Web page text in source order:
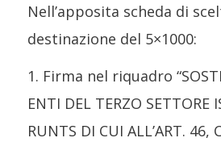
Nell’apposita scheda di
destinazione del 5×1000:
1. Firma nel riquadro
ENTI DEL TERZO SETTORE
RUNTS DI CUI ALL’ART. 46,